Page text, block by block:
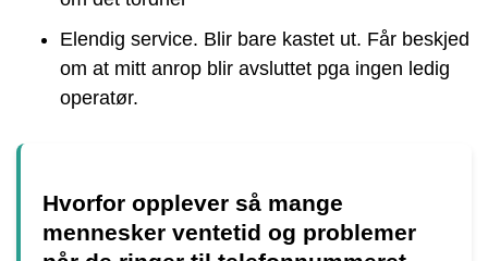
Elendig service. Blir bare kastet ut. Får beskjed
om at mitt anrop blir avsluttet pga ingen ledig
operatør.
Hvorfor opplever så mange
mennesker ventetid og problemer